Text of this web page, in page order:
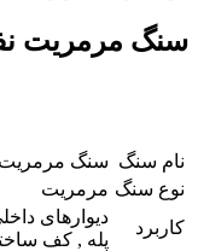
سنگ مرمریت
نام سنگ سنگ مرمریت
نوع سنگ مرمریت
کاربرد
دیوارهای
پله , کف